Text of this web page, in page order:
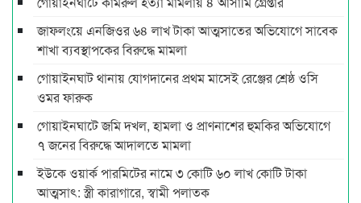
জাফলংয়ে এনজিওর ৬৪ লাখ টাকা আত্মসাতের অভিযোগে সাবেক
শাখা ব্যবস্থাপকের বিরুদ্ধে মামলা
গোয়াইনঘাট থানায় যোগদানের প্রথম মাসেই রেঞ্জের শ্রেষ্ঠ ওসি
ওমর ফারুক
গোয়াইনঘাটে জমি দখল, হামলা ও প্রাণনাশের হুমকির অভিযোগে
৭ জনের বিরুদ্ধে আদালতে মামলা
ইউকে ওয়ার্ক পারমিটের নামে ৩ কোটি ৬০ লাখ কোটি টাকা
আত্মসাৎ: স্ত্রী কারাগারে, স্বামী পলাতক